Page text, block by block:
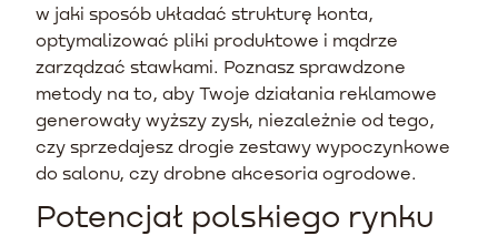
w jaki sposób układać strukturę konta,
optymalizować pliki produktowe i mądrze
zarządzać stawkami. Poznasz sprawdzone
metody na to, aby Twoje działania reklamowe
generowały wyższy zysk, niezależnie od tego,
czy sprzedajesz drogie zestawy wypoczynkowe
do salonu, czy drobne akcesoria ogrodowe.
Potencjał polskiego rynku